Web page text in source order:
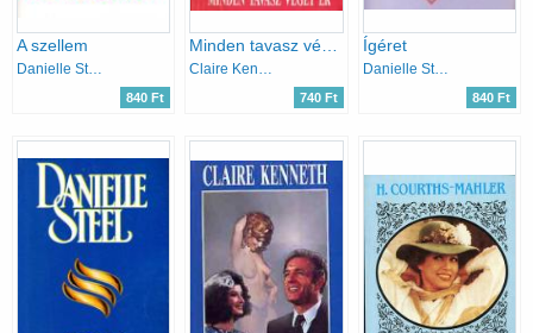
A szellem
Danielle Steel
840 Ft
Minden tavasz véget ér
Claire Kenneth
740 Ft
Ígéret
Danielle Steel
840 Ft